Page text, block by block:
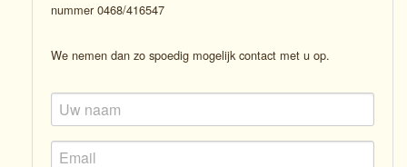
nummer 0468/416547
We nemen dan zo spoedig mogelijk contact met u op.